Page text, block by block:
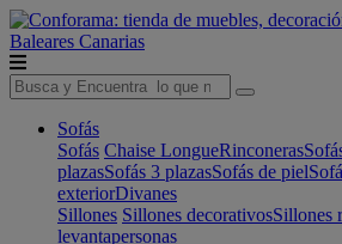
Baleares Canarias
Sofás
Sofás Chaise LongueRinconeras
plazasSofás 3 plazasSofás de piel
exteriorDivanes
Sillones Sillones decorativosSillones
levantapersonas